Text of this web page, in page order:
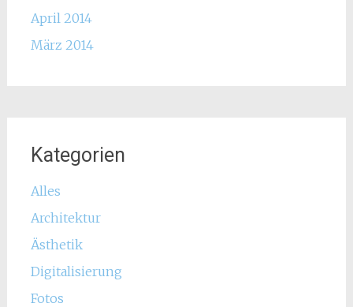
April 2014
März 2014
Kategorien
Alles
Architektur
Ästhetik
Digitalisierung
Fotos